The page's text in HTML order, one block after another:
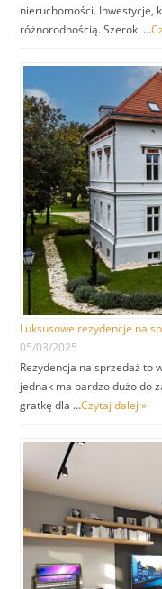
nieruchomości. Inwestycje,
różnorodnością. Szeroki …
Luksusowe rezydencje na
05/03/2025
Rezydencja na sprzedaż to
jednak ma bardzo dużo do
gratkę dla …Czytaj dalej »